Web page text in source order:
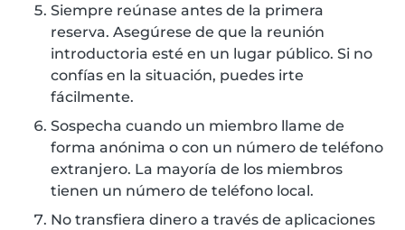
Siempre reúnase antes de la primera
reserva. Asegúrese de que la reunión
introductoria esté en un lugar público. Si no
confías en la situación, puedes irte
fácilmente.
Sospecha cuando un miembro llame de
forma anónima o con un número de teléfono
extranjero. La mayoría de los miembros
tienen un número de teléfono local.
No transfiera dinero a través de aplicaciones